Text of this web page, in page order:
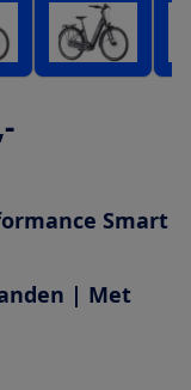
Smart
| Met